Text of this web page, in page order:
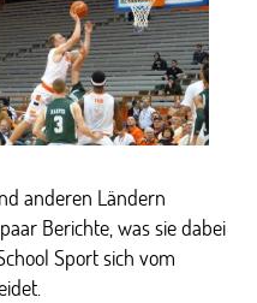
anderen Ländern
Berichte, was sie dabei
Sport sich vom